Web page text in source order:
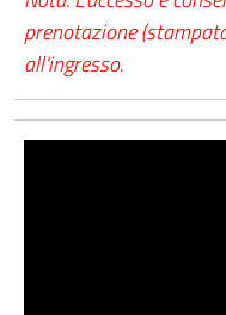
prenotazione
all’ingresso.